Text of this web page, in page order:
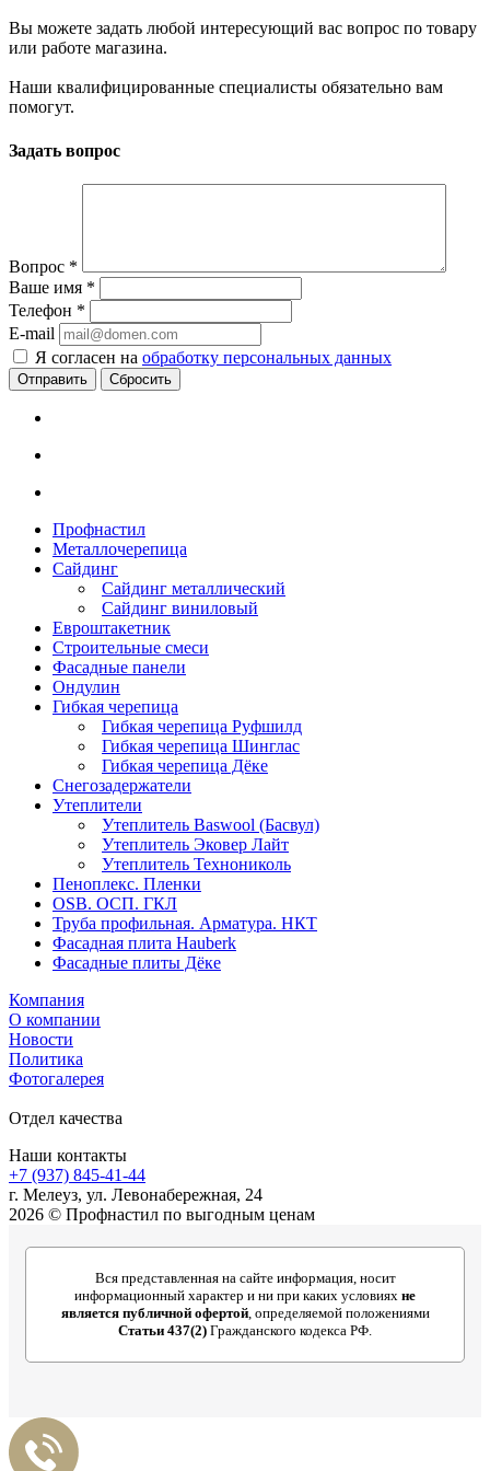
Вы можете задать любой интересующий вас вопрос по товару
или работе магазина.
Наши квалифицированные специалисты обязательно вам
помогут.
Задать вопрос
Вопрос *
Ваше имя *
Телефон *
E-mail
Я согласен на обработку персональных данных
Сбросить
Профнастил
Металлочерепица
Сайдинг
Сайдинг металлический
Сайдинг виниловый
Евроштакетник
Строительные смеси
Фасадные панели
Ондулин
Гибкая черепица
Гибкая черепица Руфшилд
Гибкая черепица Шинглас
Гибкая черепица Дёке
Снегозадержатели
Утеплители
Утеплитель Baswool (Басвул)
Утеплитель Эковер Лайт
Утеплитель Технониколь
Пеноплекс. Пленки
OSB. ОСП. ГКЛ
Труба профильная. Арматура. НКТ
Фасадная плита Hauberk
Фасадные плиты Дёке
Компания
О компании
Новости
Политика
Фотогалерея
Отдел качества
Наши контакты
+7 (937) 845-41-44
г. Мелеуз, ул. Левонабережная, 24
2026 © Профнастил по выгодным ценам
Вся представленная на сайте информация, носит
информационный характер и ни при каких условиях не
является публичной офертой, определяемой положениями
Статьи 437(2) Гражданского кодекса РФ.